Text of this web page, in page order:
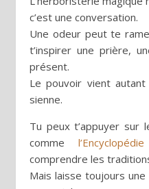
c’est une conversation.
Une odeur peut te
t’inspirer une prière,
présent.
Le pouvoir vient
sienne.
Tu peux t’appuyer sur
comme
comprendre les
Mais laisse toujours